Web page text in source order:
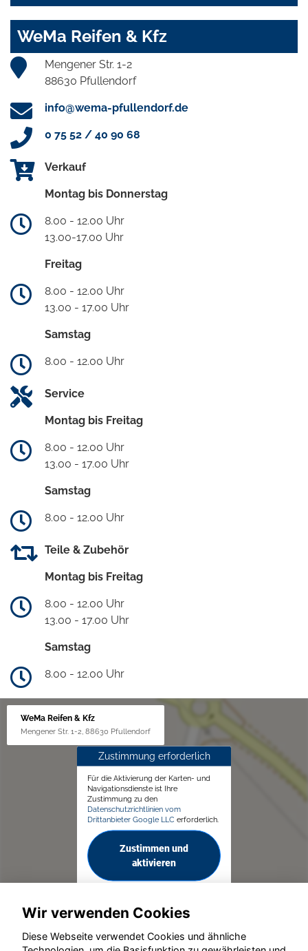
WeMa Reifen & Kfz
Mengener Str. 1-2
88630 Pfullendorf
info@wema-pfullendorf.de
0 75 52 / 40 90 68
Verkauf
Montag bis Donnerstag
8.00 - 12.00 Uhr
13.00-17.00 Uhr
Freitag
8.00 - 12.00 Uhr
13.00 - 17.00 Uhr
Samstag
8.00 - 12.00 Uhr
Service
Montag bis Freitag
8.00 - 12.00 Uhr
13.00 - 17.00 Uhr
Samstag
8.00 - 12.00 Uhr
Teile & Zubehör
Montag bis Freitag
8.00 - 12.00 Uhr
13.00 - 17.00 Uhr
Samstag
8.00 - 12.00 Uhr
WeMa Reifen & Kfz
Mengener Str. 1-2, 88630 Pfullendorf
Zustimmung erforderlich
Für die Aktivierung der Karten- und
Navigationsdienste ist Ihre
Zustimmung zu den
Datenschutzrichtlinien vom
Drittanbieter Google LLC erforderlich.
Zustimmen und
aktivieren
Wir verwenden Cookies
Diese Webseite verwendet Cookies und ähnliche